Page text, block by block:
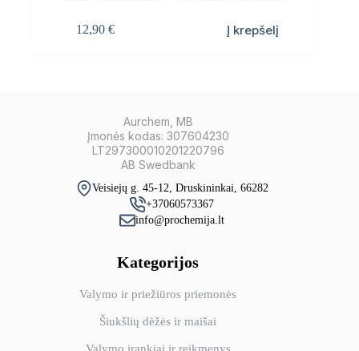
12,90 € Į krepšelį
Aurchem, MB
Įmonės kodas: 307604230
LT297300010201220796
AB Swedbank
Veisiejų g. 45-12, Druskininkai, 66282
+37060573367
info@prochemija.lt
Kategorijos
Valymo ir priežiūros priemonės
Šiukšlių dėžės ir maišai
Valymo įrankiai ir reikmenys